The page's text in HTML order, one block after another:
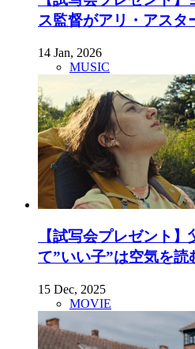
ス監督がアリ・アスタ
14 Jan, 2026
MUSIC
【試写会プレゼント
て”いい子”は空気を読
15 Dec, 2025
MOVIE